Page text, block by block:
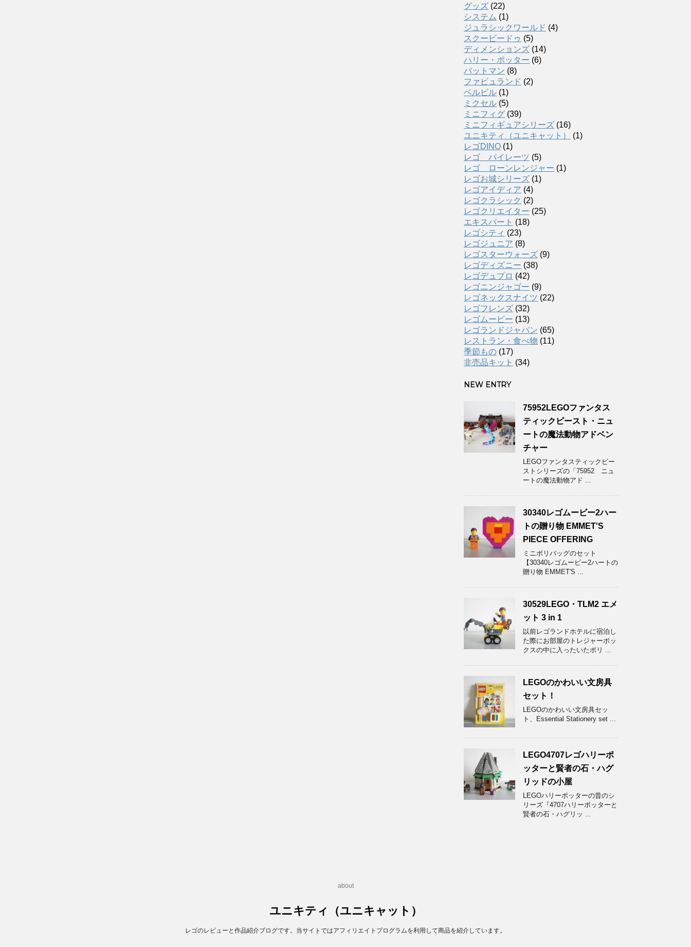
グッズ (22)
システム (1)
ジュラシックワールド (4)
スクービードゥ (5)
ディメンションズ (14)
ハリー・ポッター (6)
バットマン (8)
ファビュランド (2)
ベルビル (1)
ミクセル (5)
ミニフィグ (39)
ミニフィギュアシリーズ (16)
ユニキティ（ユニキャット）
(1)
レゴDINO (1)
レゴ パイレーツ (5)
レゴ ローンレンジャー (1)
レゴお城シリーズ (1)
レゴアイディア (4)
レゴクラシック (2)
レゴクリエイター (25)
エキスパート (18)
レゴシティ (23)
レゴジュニア (8)
レゴスターウォーズ (9)
レゴディズニー (38)
レゴデュプロ (42)
レゴニンジャゴー (9)
レゴネックスナイツ (22)
レゴフレンズ (32)
レゴムービー (13)
レゴランドジャパン (65)
レストラン・食べ物 (11)
季節もの (17)
非売品キット (34)
NEW ENTRY
75952LEGOファンタス
ティックビースト・ニュ
ートの魔法動物アドベン
チャー
LEGOファンタスティックビー
ストシリーズの「75952 ニュ
ートの魔法動物アド ...
30340レゴムービー2ハー
トの贈り物 EMMET'S
PIECE OFFERING
ミニポリバッグのセット
【30340レゴムービー2ハートの
贈り物 EMMET'S ...
30529LEGO・TLM2 エメ
ット 3 in 1
以前レゴランドホテルに宿泊し
た際にお部屋のトレジャーボッ
クスの中に入ったいたポリ ...
LEGOのかわいい文房具
セット！
LEGOのかわいい文房具セッ
ト、Essential Stationery set ...
LEGO4707レゴハリーポ
ッターと賢者の石・ハグ
リッドの小屋
LEGOハリーポッターの昔のシ
リーズ『4707ハリーポッターと
賢者の石・ハグリッ ...
about
ユニキティ（ユニキャット）
レゴのレビューと作品紹介ブログです。当サイトではアフィリエイトプログラムを利用して商品を紹介しています。